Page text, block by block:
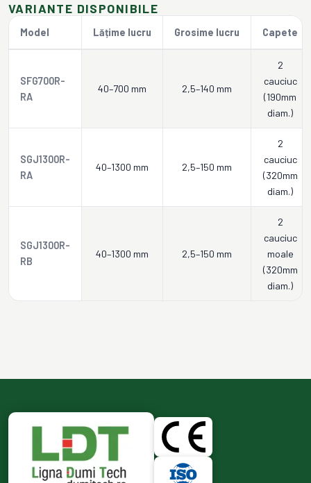
VARIANTE DISPONIBILE
Model Lățime lucru Grosime lucru Capete
SFG700R-
RA
40–700 mm 2,5–140 mm
2
cauciuc
(190mm
diam.)
SGJ1300R-
RA
40–1300 mm 2,5–150 mm
2
cauciuc
(320mm
diam.)
SGJ1300R-
RB
40–1300 mm 2,5–150 mm
2
cauciuc
moale
(320mm
diam.)